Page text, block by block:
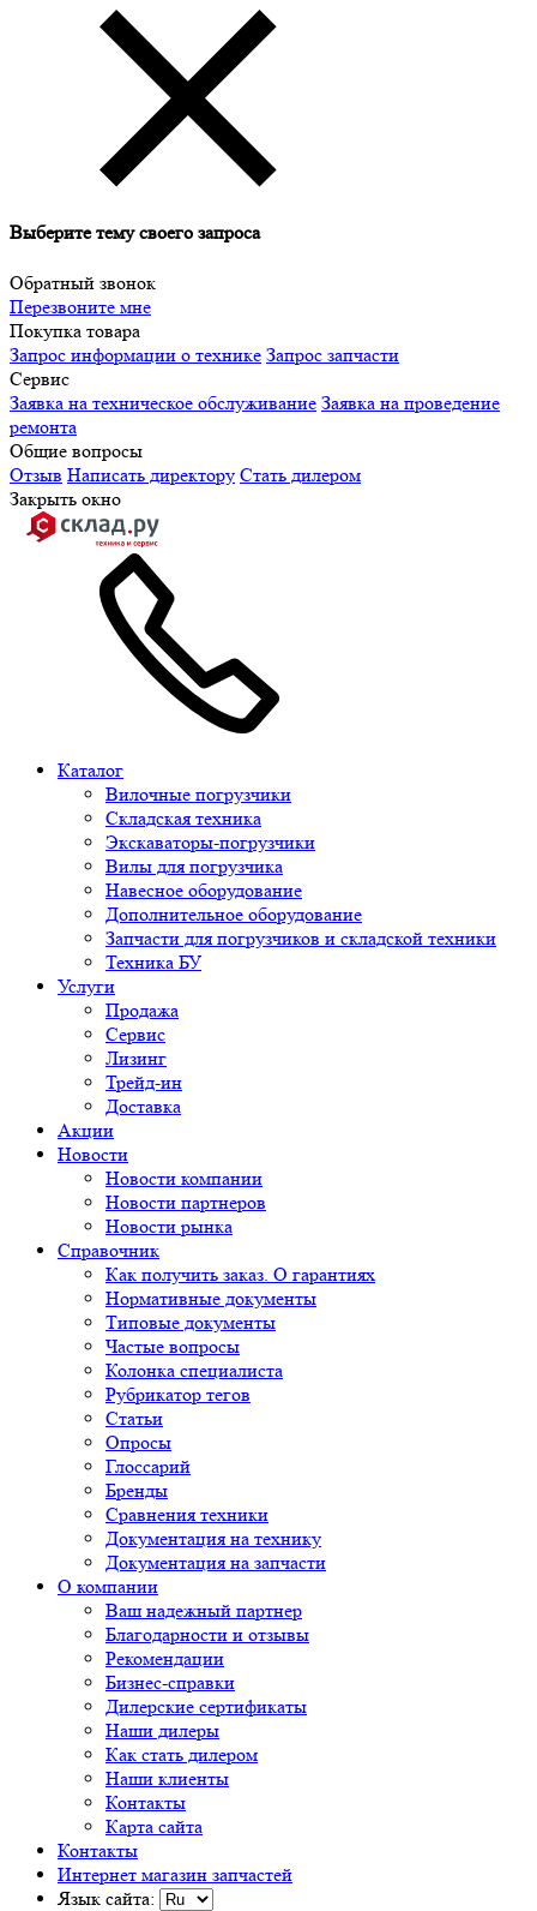
Выберите тему своего запроса
Обратный звонок
Перезвоните мне
Покупка товара
Запрос информации о технике Запрос запчасти
Сервис
Заявка на техническое обслуживание Заявка на проведение
ремонта
Общие вопросы
Отзыв Написать директору Стать дилером
Закрыть окно
Каталог
Вилочные погрузчики
Складская техника
Экскаваторы-погрузчики
Вилы для погрузчика
Навесное оборудование
Дополнительное оборудование
Запчасти для погрузчиков и складской техники
Техника БУ
Услуги
Продажа
Сервис
Лизинг
Трейд-ин
Доставка
Акции
Новости
Новости компании
Новости партнеров
Новости рынка
Справочник
Как получить заказ. О гарантиях
Нормативные документы
Типовые документы
Частые вопросы
Колонка специалиста
Рубрикатор тегов
Статьи
Опросы
Глоссарий
Бренды
Сравнения техники
Документация на технику
Документация на запчасти
О компании
Ваш надежный партнер
Благодарности и отзывы
Рекомендации
Бизнес-справки
Дилерские сертификаты
Наши дилеры
Как стать дилером
Наши клиенты
Контакты
Карта сайта
Контакты
Интернет магазин запчастей
Язык сайта: